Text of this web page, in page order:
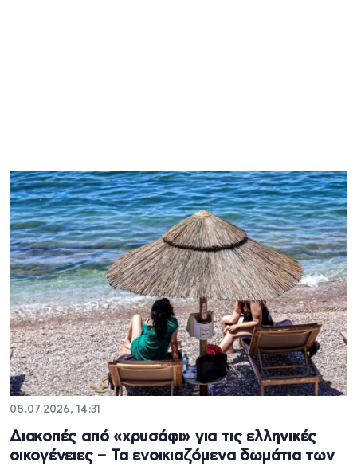
08.07.2026, 14:31
Διακοπές από «χρυσάφι» για τις ελληνικές
οικογένειες – Τα ενοικιαζόμενα δωμάτια των